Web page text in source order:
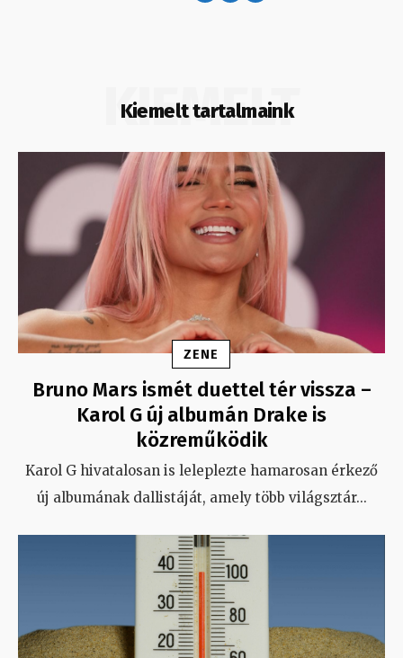
Kiemelt tartalmaink
KIEMELT
ZENE
Bruno Mars ismét duettel tér vissza –
Karol G új albumán Drake is
közreműködik
Karol G hivatalosan is leleplezte hamarosan érkező
új albumának dallistáját, amely több világsztár...